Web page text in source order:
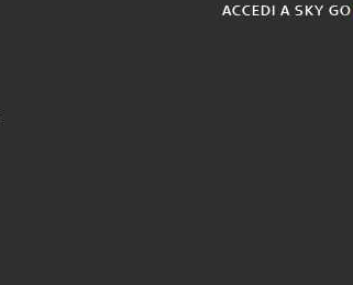
ACCEDI A SKY GO